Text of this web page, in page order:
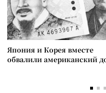
Япония и Корея вместе
обвалили американский